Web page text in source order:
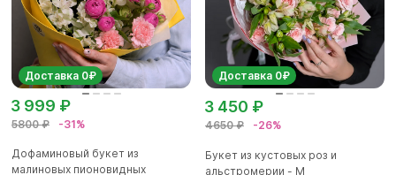
Доставка 0₽
5800 ₽ -31%
3 999 ₽
Дофаминовый букет из
малиновых пионовидных
Доставка 0₽
4650 ₽ -26%
3 450 ₽
Букет из кустовых роз и
альстромерии - М